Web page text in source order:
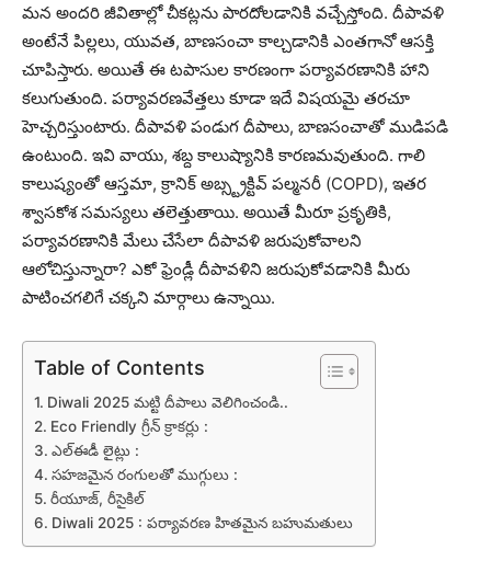
మన అందరి జీవితాల్లో చీకట్లను పారదోలడానికి వచ్చేస్తోంది. దీపావళి
అంటేనే పిల్లలు, యువత, బాణసంచా కాల్చడానికి ఎంతగానో ఆసక్తి
చూపిస్తారు. అయితే ఈ టపాసుల కారణంగా పర్యావరణానికి హాని
కలుగుతుంది. పర్యావరణవేత్తలు కూడా ఇదే విషయమై తరచూ
హెచ్చరిస్తుంటారు. దీపావళి పండుగ దీపాలు, బాణసంచాతో ముడిపడి
ఉంటుంది. ఇవి వాయు, శబ్ద కాలుష్యానికి కారణమవుతుంది. గాలి
కాలుష్యంతో ఆస్తమా, క్రానిక్ అబ్స్ట్రక్టివ్ పల్మనరీ (COPD), ఇతర
శ్వాసకోశ సమస్యలు తలెత్తుతాయి. అయితే మీరూ ప్రకృతికి,
పర్యావరణానికి మేలు చేసేలా దీపావళి జరుపుకోవాలని
ఆలోచిస్తున్నారా? ఎకో ఫ్రెండ్లీ దీపావళిని జరుపుకోవడానికి మీరు
పాటించగలిగే చక్కని మార్గాలు ఉన్నాయి.
Table of Contents
Diwali 2025 మట్టి దీపాలు వెలిగించండి..
Eco Friendly గ్రీన్‌ క్రాకర్లు :
ఎల్ఈడీ లైట్లు :
సహజమైన రంగులతో ముగ్గులు :
రీయూజ్, రీసైకిల్
Diwali 2025 : పర్యావరణ హితమైన బహుమతులు